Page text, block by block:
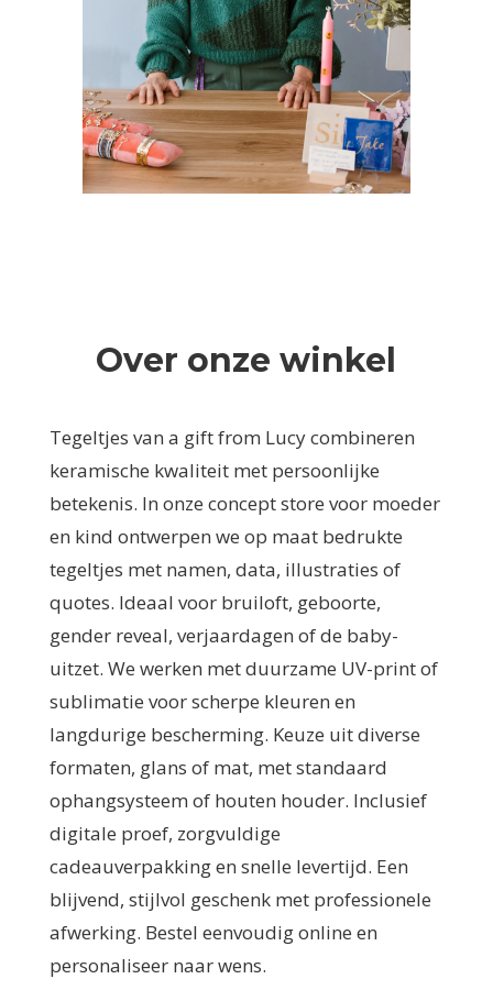
Over onze winkel
Tegeltjes van a gift from Lucy combineren
keramische kwaliteit met persoonlijke
betekenis. In onze concept store voor moeder
en kind ontwerpen we op maat bedrukte
tegeltjes met namen, data, illustraties of
quotes. Ideaal voor bruiloft, geboorte,
gender reveal, verjaardagen of de baby-
uitzet. We werken met duurzame UV-print of
sublimatie voor scherpe kleuren en
langdurige bescherming. Keuze uit diverse
formaten, glans of mat, met standaard
ophangsysteem of houten houder. Inclusief
digitale proef, zorgvuldige
cadeauverpakking en snelle levertijd. Een
blijvend, stijlvol geschenk met professionele
afwerking. Bestel eenvoudig online en
personaliseer naar wens.